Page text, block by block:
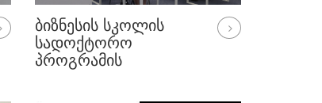
ᲑᲘᲖᲜᲔᲡᲘᲡ ᲡᲙᲝᲚᲘᲡ
ᲡᲐᲓᲝᲥᲢᲝᲠᲝ
ᲞᲠᲝᲒᲠᲐᲛᲘᲡ